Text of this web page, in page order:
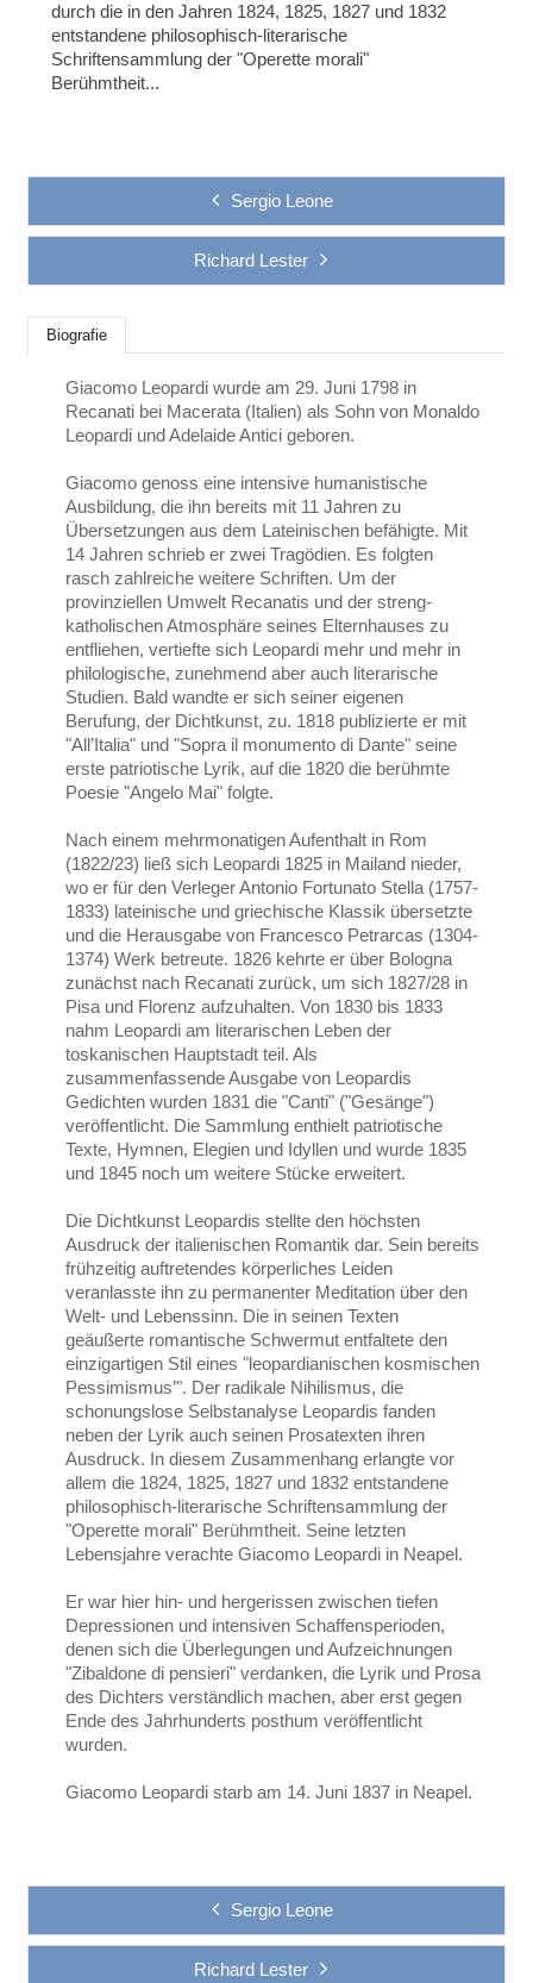
durch die in den Jahren 1824, 1825, 1827 und 1832
entstandene philosophisch-literarische
Schriftensammlung der "Operette morali"
Berühmtheit...
Sergio Leone
Richard Lester
Biografie
Giacomo Leopardi wurde am 29. Juni 1798 in
Recanati bei Macerata (Italien) als Sohn von Monaldo
Leopardi und Adelaide Antici geboren.
Giacomo genoss eine intensive humanistische
Ausbildung, die ihn bereits mit 11 Jahren zu
Übersetzungen aus dem Lateinischen befähigte. Mit
14 Jahren schrieb er zwei Tragödien. Es folgten
rasch zahlreiche weitere Schriften. Um der
provinziellen Umwelt Recanatis und der streng-
katholischen Atmosphäre seines Elternhauses zu
entfliehen, vertiefte sich Leopardi mehr und mehr in
philologische, zunehmend aber auch literarische
Studien. Bald wandte er sich seiner eigenen
Berufung, der Dichtkunst, zu. 1818 publizierte er mit
"All’Italia" und "Sopra il monumento di Dante" seine
erste patriotische Lyrik, auf die 1820 die berühmte
Poesie "Angelo Mai" folgte.
Nach einem mehrmonatigen Aufenthalt in Rom
(1822/23) ließ sich Leopardi 1825 in Mailand nieder,
wo er für den Verleger Antonio Fortunato Stella (1757-
1833) lateinische und griechische Klassik übersetzte
und die Herausgabe von Francesco Petrarcas (1304-
1374) Werk betreute. 1826 kehrte er über Bologna
zunächst nach Recanati zurück, um sich 1827/28 in
Pisa und Florenz aufzuhalten. Von 1830 bis 1833
nahm Leopardi am literarischen Leben der
toskanischen Hauptstadt teil. Als
zusammenfassende Ausgabe von Leopardis
Gedichten wurden 1831 die "Canti" ("Gesänge")
veröffentlicht. Die Sammlung enthielt patriotische
Texte, Hymnen, Elegien und Idyllen und wurde 1835
und 1845 noch um weitere Stücke erweitert.
Die Dichtkunst Leopardis stellte den höchsten
Ausdruck der italienischen Romantik dar. Sein bereits
frühzeitig auftretendes körperliches Leiden
veranlasste ihn zu permanenter Meditation über den
Welt- und Lebenssinn. Die in seinen Texten
geäußerte romantische Schwermut entfaltete den
einzigartigen Stil eines "leopardianischen kosmischen
Pessimismus’". Der radikale Nihilismus, die
schonungslose Selbstanalyse Leopardis fanden
neben der Lyrik auch seinen Prosatexten ihren
Ausdruck. In diesem Zusammenhang erlangte vor
allem die 1824, 1825, 1827 und 1832 entstandene
philosophisch-literarische Schriftensammlung der
"Operette morali" Berühmtheit. Seine letzten
Lebensjahre verachte Giacomo Leopardi in Neapel.
Er war hier hin- und hergerissen zwischen tiefen
Depressionen und intensiven Schaffensperioden,
denen sich die Überlegungen und Aufzeichnungen
"Zibaldone di pensieri" verdanken, die Lyrik und Prosa
des Dichters verständlich machen, aber erst gegen
Ende des Jahrhunderts posthum veröffentlicht
wurden.
Giacomo Leopardi starb am 14. Juni 1837 in Neapel.
Sergio Leone
Richard Lester